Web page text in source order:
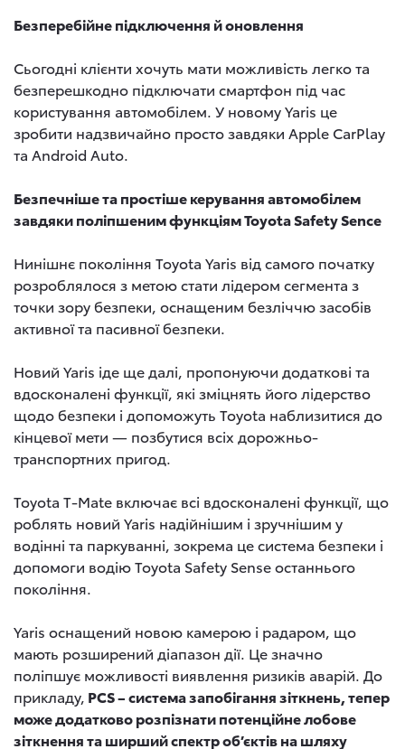
Безперебійне підключення й оновлення
Сьогодні клієнти хочуть мати можливість легко та
безперешкодно підключати смартфон під час
користування автомобілем. У новому Yaris це
зробити надзвичайно просто завдяки Apple CarPlay
та Android Auto.
Безпечніше та простіше керування автомобілем
завдяки поліпшеним функціям Toyota Safety Sence
Нинішнє покоління Toyota Yaris від самого початку
розроблялося з метою стати лідером сегмента з
точки зору безпеки, оснащеним безліччю засобів
активної та пасивної безпеки.
Новий Yaris іде ще далі, пропонуючи додаткові та
вдосконалені функції, які зміцнять його лідерство
щодо безпеки і допоможуть Toyota наблизитися до
кінцевої мети — позбутися всіх дорожньо-
транспортних пригод.
Toyota T-Mate включає всі вдосконалені функції, що
роблять новий Yaris надійнішим і зручнішим у
водінні та паркуванні, зокрема це система безпеки і
допомоги водію Toyota Safety Sense останнього
покоління.
Yaris оснащений новою камерою і радаром, що
мають розширений діапазон дії. Це значно
поліпшує можливості виявлення ризиків аварій. До
прикладу, PCS – система запобігання зіткнень, тепер
може додатково розпізнати потенційне лобове
зіткнення та ширший спектр об’єктів на шляху